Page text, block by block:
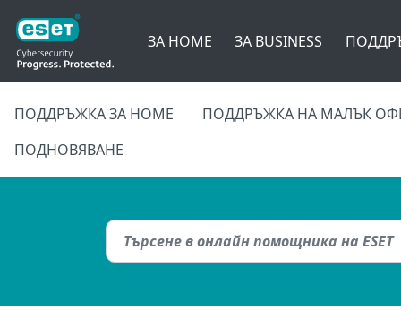
ЗА HOME ЗА BUSINESS
ПОДДРЪЖКА ЗА HOME
ПОДДРЪЖКА НА МАЛЪК
ПОДНОВЯВАНЕ